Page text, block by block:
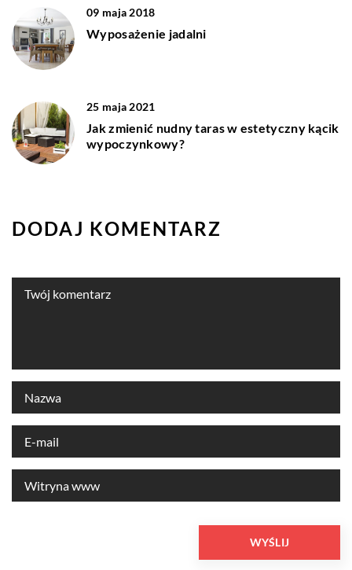
09 maja 2018
Wyposażenie jadalni
25 maja 2021
Jak zmienić nudny taras w estetyczny kącik
wypoczynkowy?
DODAJ KOMENTARZ